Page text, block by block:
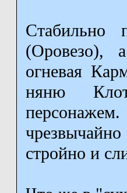
Стабильно
(Оровезо),
огневая
няню
стройно и